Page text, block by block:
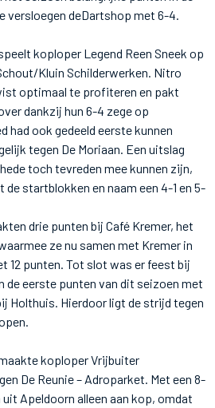
versloegen deDartshop met 6-4.
koploper Legend Reen Sneek op
Kluin Schilderwerken. Nitro
optimaal te profiteren en pakt
dankzij hun 6-4 zege op
had ook gedeeld eerste kunnen
tegen De Moriaan. Een uitslag
toch tevreden mee kunnen zijn,
startblokken en naam een 4-1 en 5-
drie punten bij Café Kremer, het
ze nu samen met Kremer in
12 punten. Tot slot was er feest bij
de eerste punten van dit seizoen met
Holthuis. Hierdoor ligt de strijd tegen
koploper Vrijbuiter
De Reunie – Adroparket. Met een 8-
Apeldoorn alleen aan kop, omdat